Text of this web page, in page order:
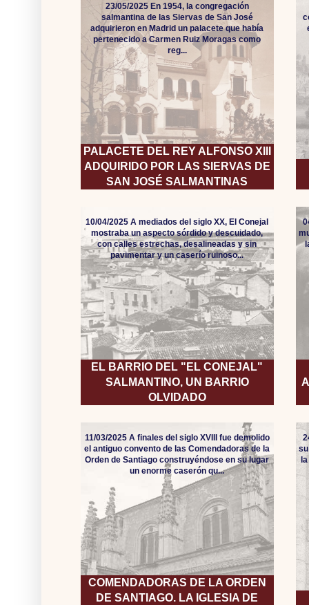
PALACETE DEL REY ALFONSO XIII
ADQUIRIDO POR LAS SIERVAS DE
SAN JOSÉ SALMANTINAS
23/05/2025 En 1954, la congregación
salmantina de las Siervas de San José
adquirieron en Madrid un palacete que había
pertenecido a Carmen Ruiz Moragas como
reg...
EL BARRIO DEL "EL CONEJAL"
SALMANTINO, UN BARRIO
OLVIDADO
10/04/2025 A mediados del siglo XX, El Conejal
mostraba un aspecto sórdido y descuidado,
con calles estrechas, desalineadas y sin
pavimentar y un caserío ruinoso...
COMENDADORAS DE LA ORDEN
DE SANTIAGO. LA IGLESIA DE
11/03/2025 A finales del siglo XVIII fue demolido
el antiguo convento de las Comendadoras de la
Orden de Santiago construyéndose en su lugar
un enorme caserón qu...